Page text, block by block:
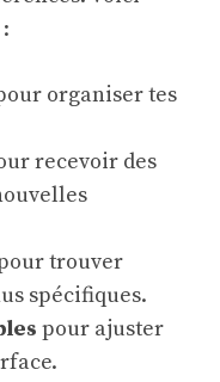
organiser tes
recevoir des
trouver
spécifiques.
pour ajuster